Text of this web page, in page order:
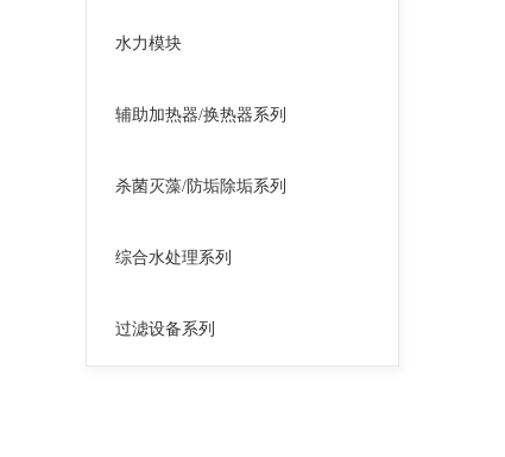
水力模块
辅助加热器/换热器系列
杀菌灭藻/防垢除垢系列
综合水处理系列
过滤设备系列